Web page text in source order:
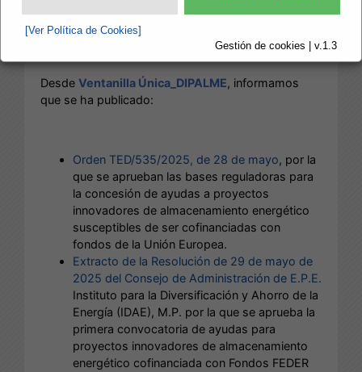
[Ver Política de Cookies]
Gestión de cookies | v.1.3
energético
Desde Ventanilla Única_DIPALME, informamos
que se ha publicado:
Orden TED/535/2025, de 28 de mayo, por la
que se aprueban las bases reguladoras para
la concesión de ayudas a proyectos
innovadores de almacenamiento energético
susceptibles de ser cofinanciadas con
fondos de la Unión Europea.
Extracto de la Resolución de 29 de mayo de
2025 del Consejo de Administración de E.P.E.
Instituto para la Diversificación y Ahorro de la
Energía (IDAE), M.P. por la que se aprueba la
primera convocatoria de ayudas para
proyectos innovadores de almacenamiento
energético cofinanciada con Fondos FEDER